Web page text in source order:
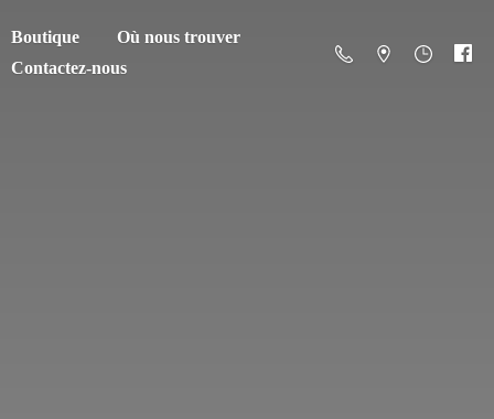
Boutique
Où nous trouver
Contactez-nous